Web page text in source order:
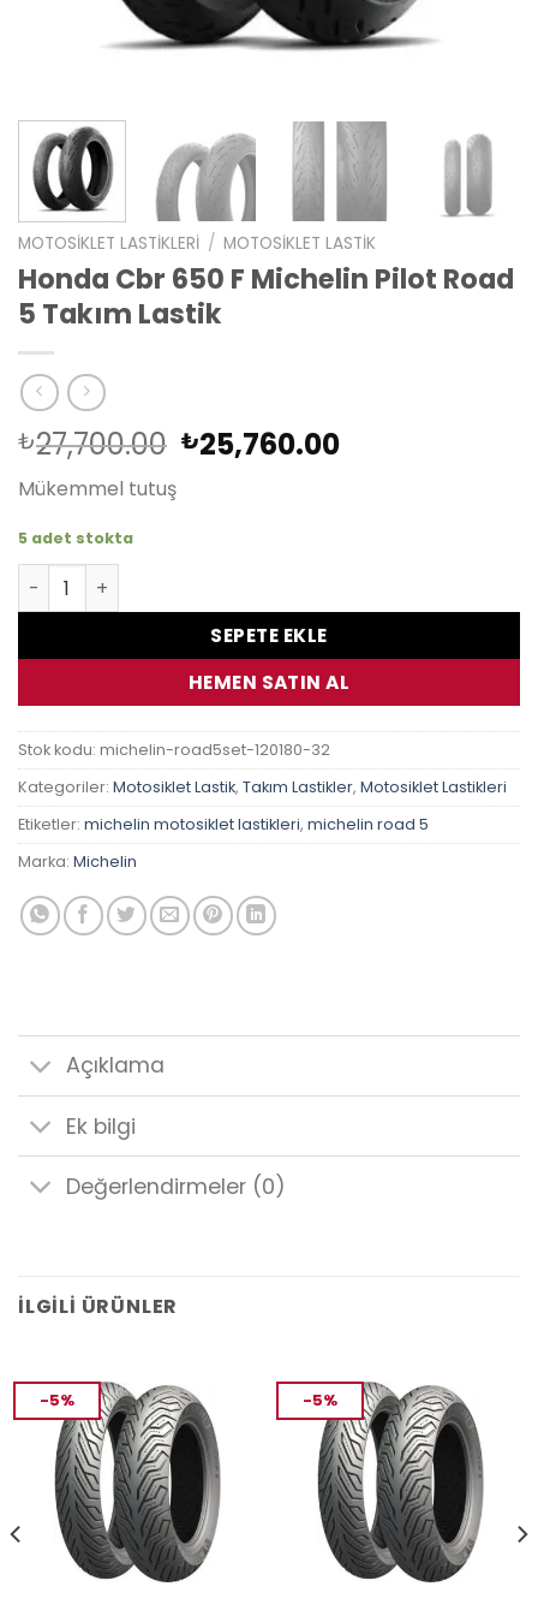
MOTOSIKLET LASTIKLERI / MOTOSIKLET LASTIK
Honda Cbr 650 F Michelin Pilot Road
5 Takım Lastik
₺27,700.00 Orijinal
₺25,760.00Şu
Mükemmel tutuş
5 adet stokta
Honda Cbr 650 F Michelin Pilot Road 5 Takım Lastik adet
SEPETE EKLE
HEMEN SATIN AL
Stok kodu: michelin-road5set-120180-32
Kategoriler: Motosiklet Lastik, Takım Lastikler, Motosiklet Lastikleri
Etiketler: michelin motosiklet lastikleri, michelin road 5
Marka: Michelin
Açıklama
Ek bilgi
Değerlendirmeler (0)
İLGILI ÜRÜNLER
-5% -5%